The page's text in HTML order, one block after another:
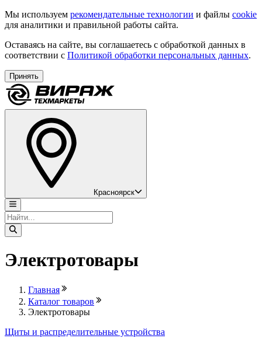
Мы используем рекомендательные технологии и файлы cookie
для аналитики и правильной работы сайта.
Оставаясь на сайте, вы соглашаетесь с обработкой данных в
соответствии с Политикой обработки персональных данных.
Принять
Красноярск
Электротовары
Главная
Каталог товаров
Электротовары
Щиты и распределительные устройства